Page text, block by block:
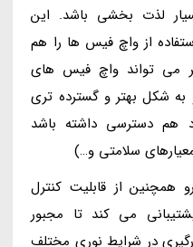
7 پرو کار بسیار لذت بخشی باشد. این
از واچ فیس ها را هم
می تواند واچ فیس های
به شکل بهتر و گسترده تری
هم دسترسی داشته باشد
سلامتی و…)
شیائومی می بند 7 پرو همچنین از قابلیت کنترل
می کند تا مجبور
در شرایط نوری مختلف